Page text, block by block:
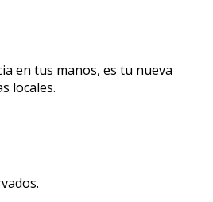
en tus manos, es tu nueva
locales.